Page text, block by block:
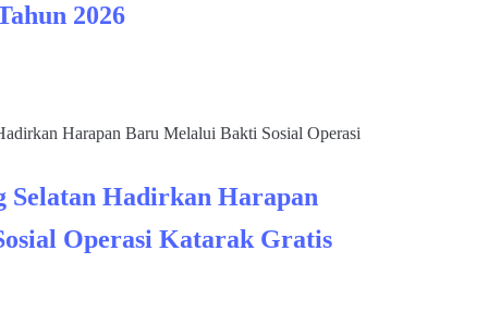
2026
Selatan Hadirkan Harapan
Operasi Katarak Gratis